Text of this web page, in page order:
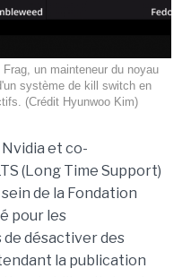
un mainteneur du noyau
système de kill switch en
(Crédit Hyunwoo Kim)
et co-
(Long Time Support)
de la Fondation
pour les
désactiver des
la publication